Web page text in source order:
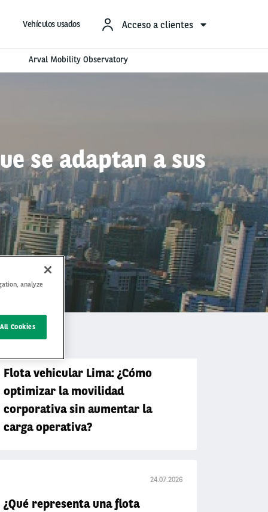
Vehículos usados Acceso a clientes
Arval Mobility Observatory
se adaptan a sus
Flota vehicular Lima: ¿Cómo
optimizar la movilidad
corporativa sin aumentar la
carga operativa?
24.07.2026
¿Qué representa una flota
analyze
Cookies